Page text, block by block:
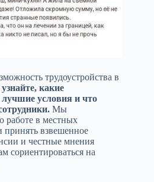
трудоустройства в
узнайте, какие
лучшие условия и что
Мы
работе в местных
взвешенное
и честные мнения
сориентироваться на